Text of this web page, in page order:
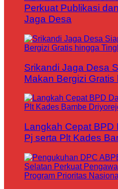
Perkuat Publikasi
Jaga Desa
Srikandi Jaga Desa
Makan Bergizi
Langkah Cepat BPD
Pj serta Plt Kades